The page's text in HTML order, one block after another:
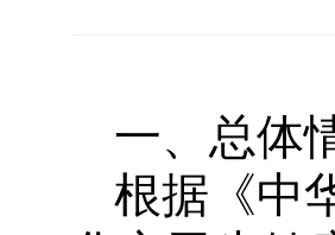
一、总体
根据《中